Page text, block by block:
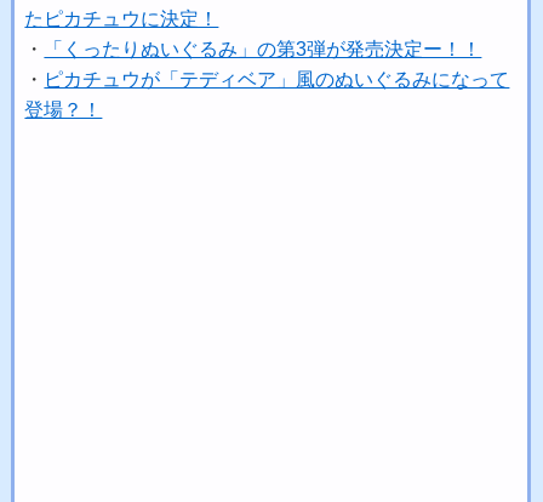
たピカチュウに決定！
・
「くったりぬいぐるみ」の第3弾が発売決定ー！！
・ ピカチュウが「テディベア」風のぬいぐるみになって
登場？！